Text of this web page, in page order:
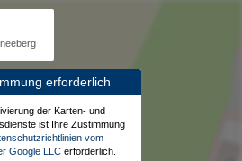
erforderlich
der Karten- und
ist Ihre Zustimmung
vom
Google LLC erforderlich.